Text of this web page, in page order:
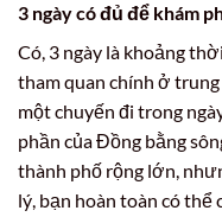
3 ngày có đủ để khám
Có, 3 ngày là khoảng
tham quan chính ở
một chuyến đi trong
phần của Đồng bằng
thành phố rộng lớn,
lý, bạn hoàn toàn có thể